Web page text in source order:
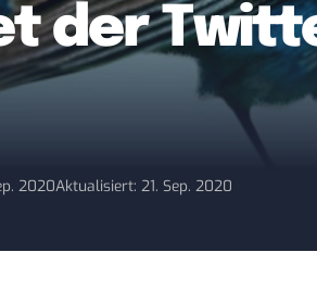
der
2020Aktualisiert: 21. Sep. 2020